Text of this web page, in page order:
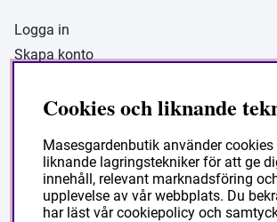
Logga in
Skapa konto
Masesgården AB
Siljansnäsvägen 211 Grytnäs
793 92 Leksand.
Cookies och liknande
Masesgardenbutik använder cookies
liknande lagringstekniker för att ge
innehåll, relevant marknadsföring
upplevelse av vår webbplats. Du
har läst vår cookiepolicy och